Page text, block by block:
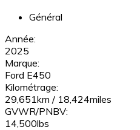
Général
Année:
2025
Marque:
Ford E450
Kilométrage:
29,651km / 18,424miles
GVWR/PNBV:
14,500lbs